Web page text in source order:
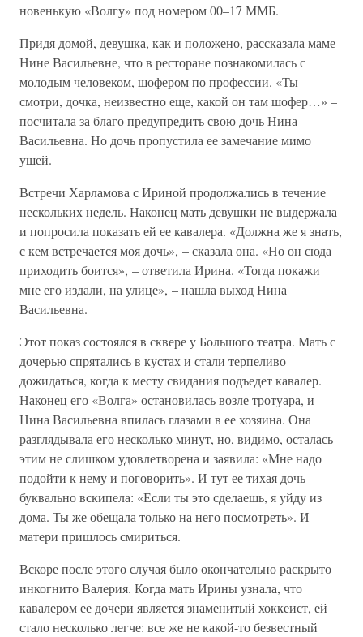
новенькую «Волгу» под номером 00–17 ММБ.
Придя домой, девушка, как и положено, рассказала маме
Нине Васильевне, что в ресторане познакомилась с
молодым человеком, шофером по профессии. «Ты
смотри, дочка, неизвестно еще, какой он там шофер…» –
посчитала за благо предупредить свою дочь Нина
Васильевна. Но дочь пропустила ее замечание мимо
ушей.
Встречи Харламова с Ириной продолжались в течение
нескольких недель. Наконец мать девушки не выдержала
и попросила показать ей ее кавалера. «Должна же я знать,
с кем встречается моя дочь», – сказала она. «Но он сюда
приходить боится», – ответила Ирина. «Тогда покажи
мне его издали, на улице», – нашла выход Нина
Васильевна.
Этот показ состоялся в сквере у Большого театра. Мать с
дочерью спрятались в кустах и стали терпеливо
дожидаться, когда к месту свидания подъедет кавалер.
Наконец его «Волга» остановилась возле тротуара, и
Нина Васильевна впилась глазами в ее хозяина. Она
разглядывала его несколько минут, но, видимо, осталась
этим не слишком удовлетворена и заявила: «Мне надо
подойти к нему и поговорить». И тут ее тихая дочь
буквально вскипела: «Если ты это сделаешь, я уйду из
дома. Ты же обещала только на него посмотреть». И
матери пришлось смириться.
Вскоре после этого случая было окончательно раскрыто
инкогнито Валерия. Когда мать Ирины узнала, что
кавалером ее дочери является знаменитый хоккеист, ей
стало несколько легче: все же не какой-то безвестный